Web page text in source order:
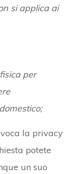
si applica ai
per
la privacy
potete
un suo